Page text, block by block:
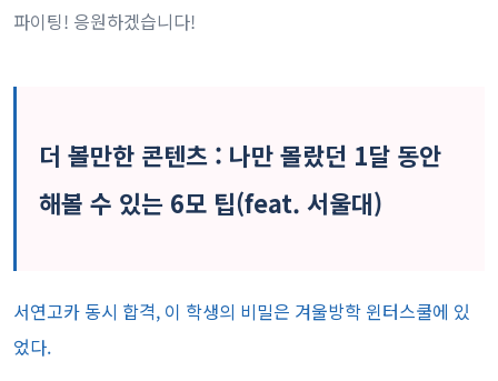
파이팅! 응원하겠습니다!
더 볼만한 콘텐츠 : 나만 몰랐던 1달 동안
해볼 수 있는 6모 팁(feat. 서울대)
서연고카 동시 합격, 이 학생의 비밀은 겨울방학 윈터스쿨에 있
었다.